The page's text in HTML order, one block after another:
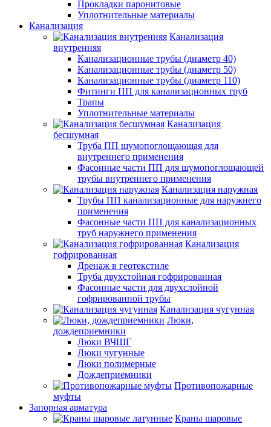
Прокладки паронитовые
Уплотнительные материалы
Канализация
Канализация
внутренняя
Канализационные трубы (диаметр 40)
Канализационные трубы (диаметр 50)
Канализационные трубы (диаметр 110)
Фитинги ПП для канализационных труб
Трапы
Уплотнительные материалы
Канализация
бесшумная
Труба ПП шумопоглощающая для
внутреннего применения
Фасонные части ПП для шумопоглощающей
трубы внутреннего применения
Канализация наружная
Трубы ПП канализационные для наружнего
применения
Фасонные части ПП для канализационных
труб наружнего применения
Канализация
гофрированная
Дренаж в геотекстиле
Труба двухстойная гофрированная
Фасонные части для двухслойной
гофрированной трубы
Канализация чугунная
Люки,
дождеприемники
Люки ВЧШГ
Люки чугунные
Люки полимерные
Дождеприемники
Противопожарные
муфты
Запорная арматура
Краны шаровые